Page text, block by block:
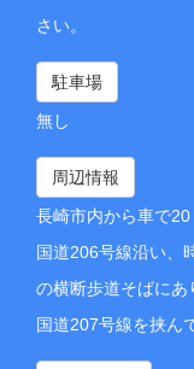
さい。
駐車場
無し
周辺情報
長崎市内から車で20
国道206号線沿い、
の横断歩道そばにあ
国道207号線を挟ん